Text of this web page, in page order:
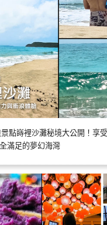
點嵵裡沙灘秘境大公開！享
滿足的夢幻海灣